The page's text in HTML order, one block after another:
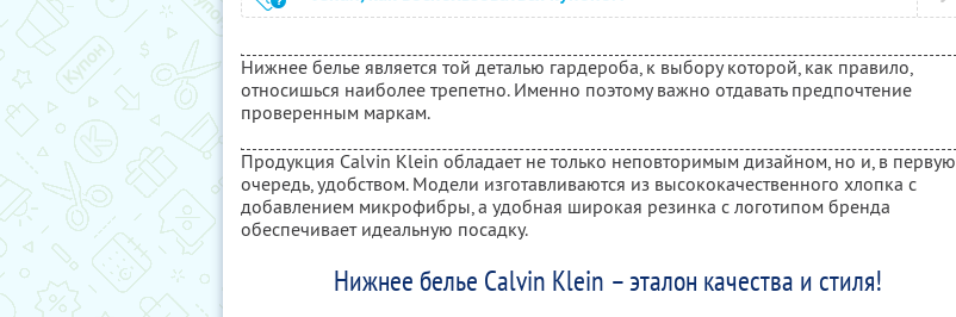
Нижнее белье является той деталью гардероба, к выбору которой, как правило,
относишься наиболее трепетно. Именно поэтому важно отдавать предпочтение
проверенным маркам.
Продукция Calvin Klein обладает не только неповторимым дизайном, но и, в первую
очередь, удобством. Модели изготавливаются из высококачественного хлопка с
добавлением микрофибры, а удобная широкая резинка с логотипом бренда
обеспечивает идеальную посадку.
Нижнее белье Calvin Klein – эталон качества и стиля!